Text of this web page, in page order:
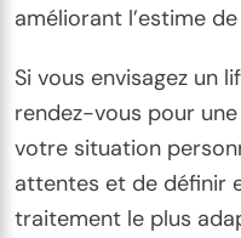
améliorant l’estime
Si vous envisagez un
rendez-vous pour
votre situation
attentes et de définir
traitement le plus